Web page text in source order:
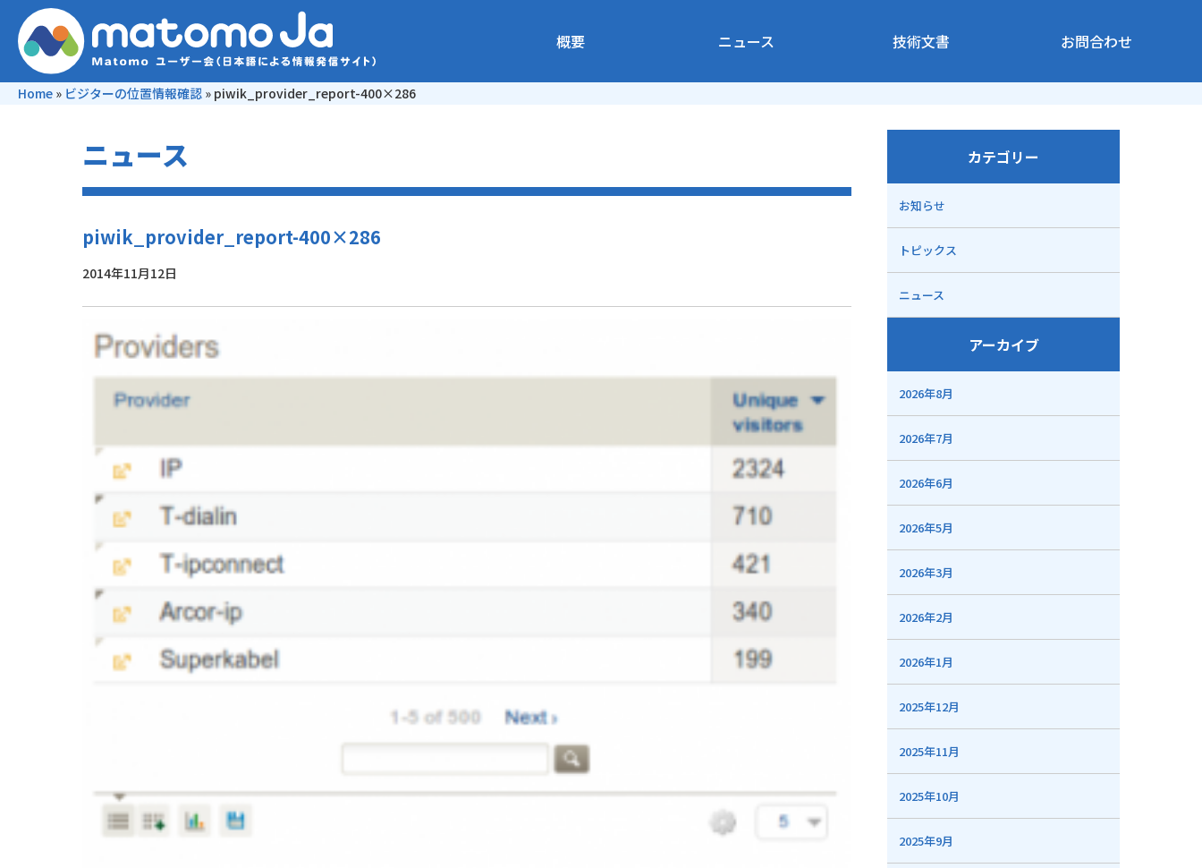
概要 ニュース 技術文書 お問合わせ
Home » ビジターの位置情報確認 » piwik_provider_report-400×286
ニュース
piwik_provider_report-400×286
2014年11月12日
カテゴリー
お知らせ
トピックス
ニュース
アーカイブ
2026年8月
2026年7月
2026年6月
2026年5月
2026年3月
2026年2月
2026年1月
2025年12月
2025年11月
2025年10月
2025年9月